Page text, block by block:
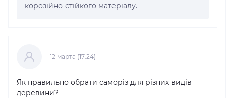
корозійно-стійкого матеріалу.
12 марта (17:24)
Як правильно обрати саморіз для різних видів
деревини?